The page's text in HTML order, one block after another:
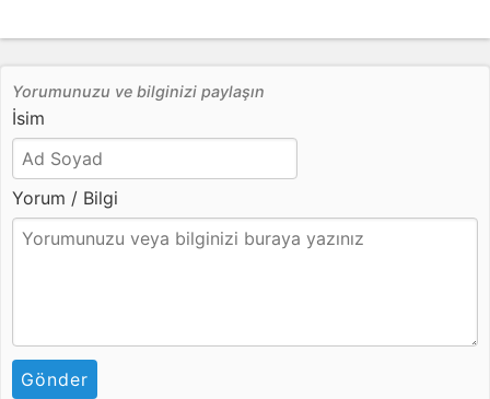
Yorumunuzu ve bilginizi paylaşın
İsim
Yorum / Bilgi
Gönder